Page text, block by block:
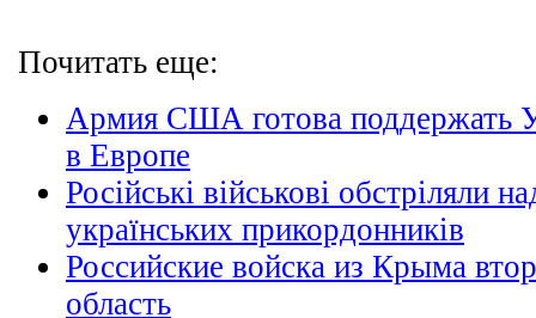
Почитать еще:
Армия США готова поддержать
в Европе
Російські військові обстріляли
українських прикордонників
Российские войска из Крыма
область